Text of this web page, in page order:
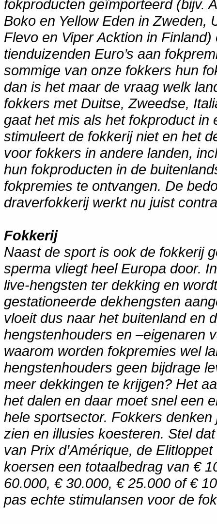
fokproducten geïmporteerd (bijv.
Boko en Yellow Eden in Zweden,
Flevo en Viper Acktion in
tienduizenden Euro’s aan
sommige van onze fokkers hun
dan is het maar de vraag welk
fokkers met Duitse, Zweedse,
gaat het mis als het fokproduct in
stimuleert de fokkerij niet en het
voor fokkers in andere landen,
hun fokproducten in de
fokpremies te ontvangen. De
draverfokkerij werkt nu juist
Fokkerij
Naast de sport is ook de fokkerij
sperma vliegt heel Europa door.
live-hengsten ter dekking en
gestationeerde dekhengsten
vloeit dus naar het buitenland en
hengstenhouders en –eigenaren
waarom worden fokpremies wel
hengstenhouders geen bijdrage
meer dekkingen te krijgen? Het
het dalen en daar moet snel een
hele sportsector. Fokkers
zien en illusies koesteren. Stel
van Prix d’Amérique, de
koersen een totaalbedrag van €
60.000, € 30.000, € 25.000 of €
pas echte stimulansen voor de